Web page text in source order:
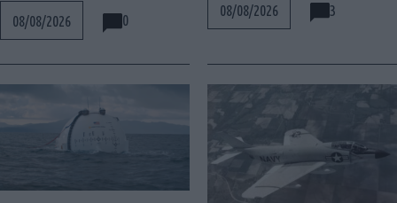
08/08/2026 0
08/08/2026 3